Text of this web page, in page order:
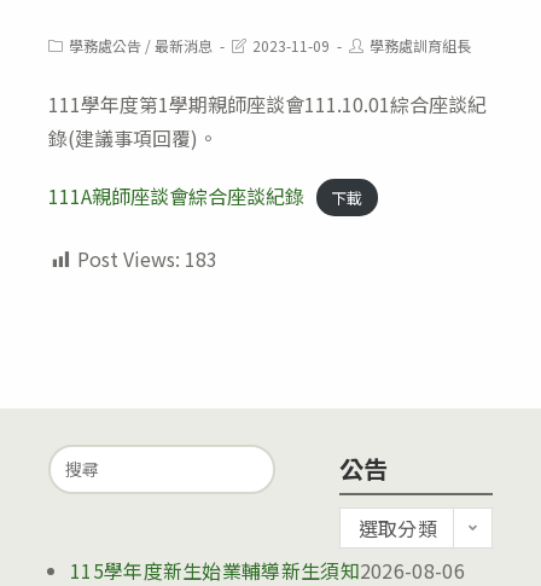
Post學務處公告 /最新消息
Post2023-11-09
Post學務處訓育組長
111學年度第1學期親師座談會111.10.01綜合座談紀
錄(建議事項回覆)。
111A親師座談會綜合座談紀錄
下載
Post Views: 183
Search
for:
公告
告
選取分類
115學年度新生始業輔導新生須知2026-08-06